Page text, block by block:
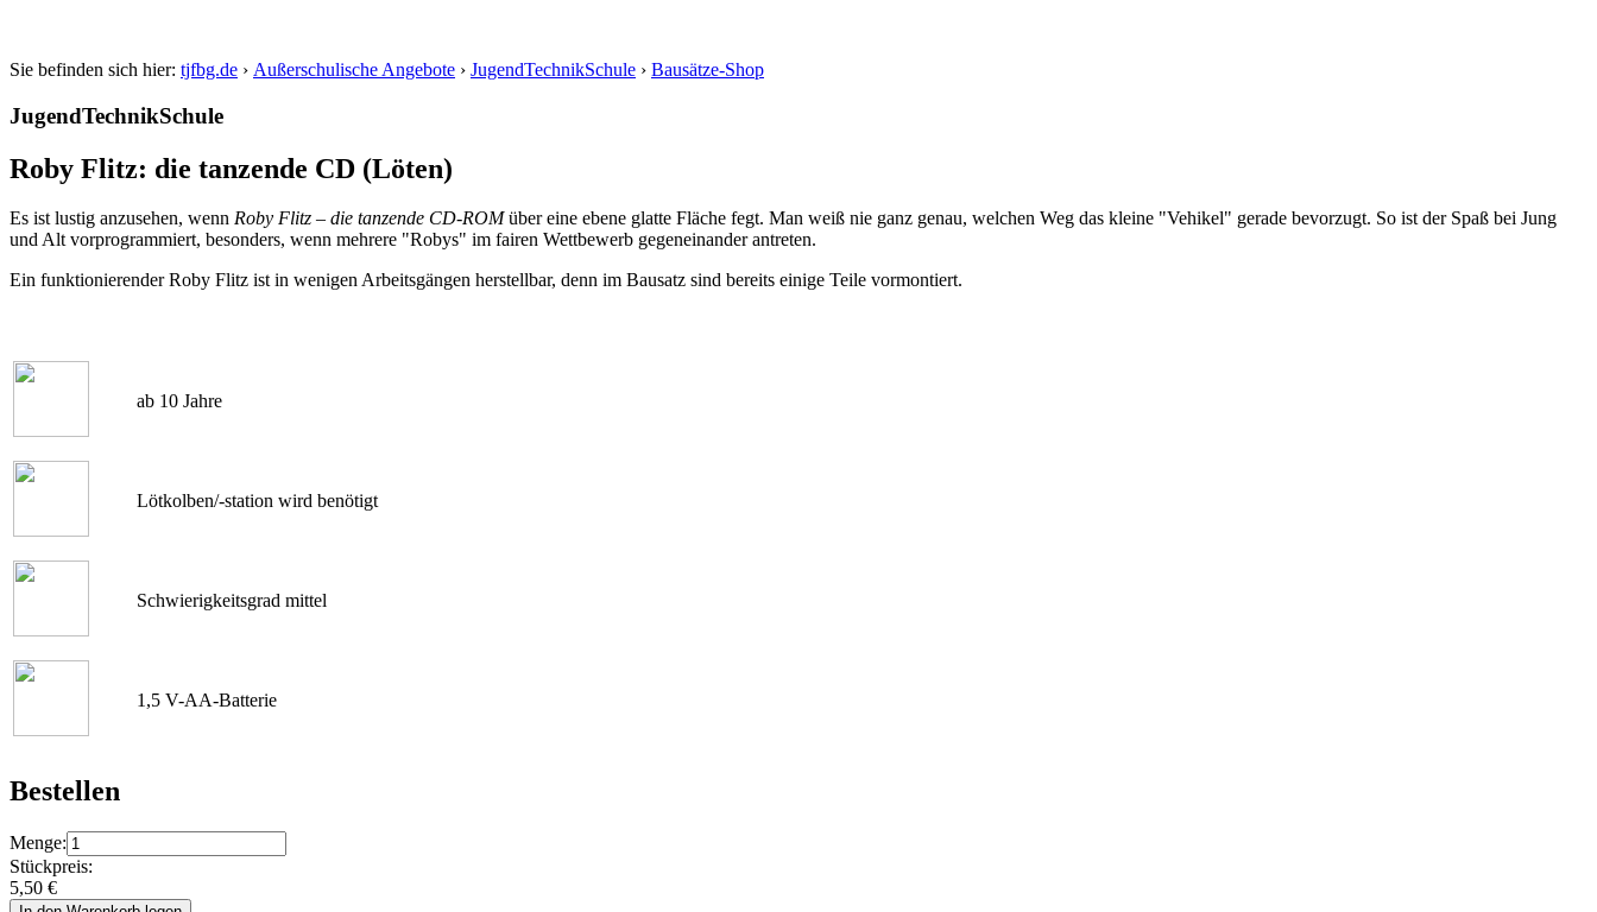
Sie befinden sich hier: tjfbg.de › Außerschulische Angebote › JugendTechnikSchule › Bausätze-Shop
JugendTechnikSchule
Roby Flitz: die tanzende CD (Löten)
Es ist lustig anzusehen, wenn Roby Flitz – die tanzende CD-ROMüber eine ebene glatte Fläche fegt. Man weiß nie ganz genau, welchen Weg das kleine "Vehikel" gerade bevorzugt. So ist der Spaß bei Jung
und Alt vorprogrammiert, besonders, wenn mehrere "Robys" im fairen Wettbewerb gegeneinander antreten.
Ein funktionierender Roby Flitz ist in wenigen Arbeitsgängen herstellbar, denn im Bausatz sind bereits einige Teile vormontiert.
ab 10 Jahre
Lötkolben/-station wird benötigt
Schwierigkeitsgrad mittel
1,5 V-AA-Batterie
Bestellen
Menge:
Stückpreis:
5,50 €